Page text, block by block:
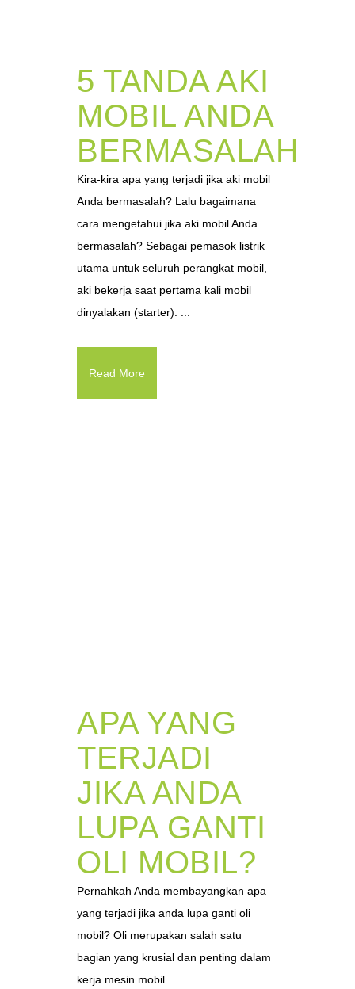
5 TANDA AKI
MOBIL ANDA
BERMASALAH
Kira-kira apa yang terjadi jika aki mobil
Anda bermasalah? Lalu bagaimana
cara mengetahui jika aki mobil Anda
bermasalah? Sebagai pemasok listrik
utama untuk seluruh perangkat mobil,
aki bekerja saat pertama kali mobil
dinyalakan (starter). ...
Read More
APA YANG
TERJADI
JIKA ANDA
LUPA GANTI
OLI MOBIL?
Pernahkah Anda membayangkan apa
yang terjadi jika anda lupa ganti oli
mobil? Oli merupakan salah satu
bagian yang krusial dan penting dalam
kerja mesin mobil....